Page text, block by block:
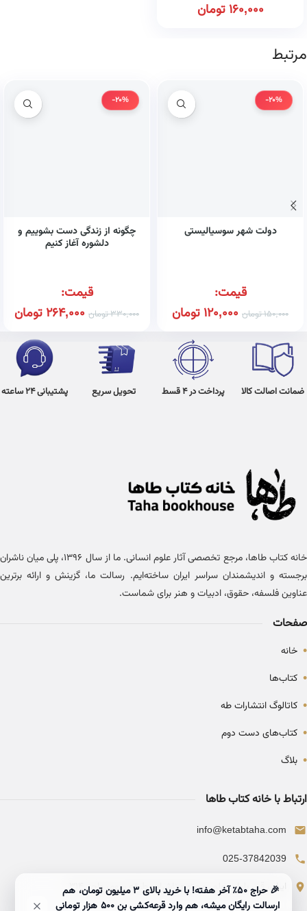
160,000تومان
مرتبط
-20%
دولت شهر سوسیالیستی
قیمت:
150,000تومان 120,000تومان
-20%
چگونه از زندگی دست بشوییم و
دلشوره آغاز کنیم
قیمت:
330,000تومان 264,000تومان
ضمانت اصالت کالا پرداخت در 4 قسط تحویل سریع پشتیبانی 24 ساعته
خانه کتاب طاها، مرجع تخصصی آثار علوم انسانی. ما از سال ۱۳۹۶، پلی میان ناشران
برجسته و اندیشمندان سراسر ایران ساخته‌ایم. رسالت ما، گزینش و ارائه برترین
عناوین فلسفه، حقوق، ادبیات و هنر برای شماست.
صفحات
• خانه
• کتاب‌ها
• کاتالوگ انتشارات طه
• کتاب‌های دست دوم
• بلاگ
ارتباط با خانه کتاب طاها
info@ketabtaha.com
025-37842039
ایران، قم، بلوار معلم، مجتمع ناشران، طبقه سوم، واحد ۳۱۴
🎉 حراج ۵۰٪ آخر هفته! با خرید بالای 3 میلیون تومان، هم
ارسالت رایگان میشه، هم وارد قرعه‌کشی بن ۵۰۰ هزار تومانی